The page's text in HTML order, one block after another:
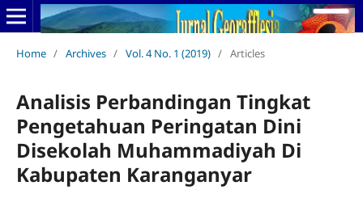
Home / Archives / Vol. 4 No. 1 (2019) / Articles
Analisis Perbandingan Tingkat
Pengetahuan Peringatan Dini
Disekolah Muhammadiyah Di
Kabupaten Karanganyar